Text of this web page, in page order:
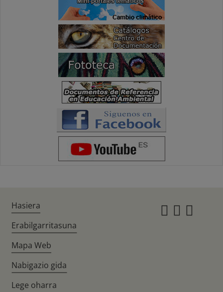
Hasiera
Erabilgarritasuna
Mapa Web
Nabigazio gida
Lege oharra